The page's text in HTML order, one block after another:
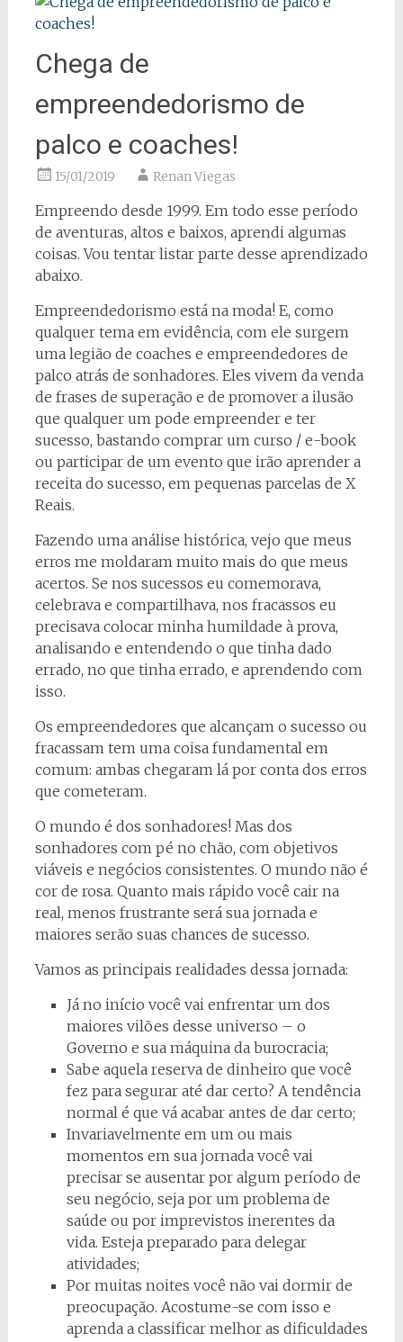
Chega de
empreendedorismo de
palco e coaches!
15/01/2019 Renan Viegas
Empreendo desde 1999. Em todo esse período
de aventuras, altos e baixos, aprendi algumas
coisas. Vou tentar listar parte desse aprendizado
abaixo.
Empreendedorismo está na moda! E, como
qualquer tema em evidência, com ele surgem
uma legião de coaches e empreendedores de
palco atrás de sonhadores. Eles vivem da venda
de frases de superação e de promover a ilusão
que qualquer um pode empreender e ter
sucesso, bastando comprar um curso / e-book
ou participar de um evento que irão aprender a
receita do sucesso, em pequenas parcelas de X
Reais.
Fazendo uma análise histórica, vejo que meus
erros me moldaram muito mais do que meus
acertos. Se nos sucessos eu comemorava,
celebrava e compartilhava, nos fracassos eu
precisava colocar minha humildade à prova,
analisando e entendendo o que tinha dado
errado, no que tinha errado, e aprendendo com
isso.
Os empreendedores que alcançam o sucesso ou
fracassam tem uma coisa fundamental em
comum: ambas chegaram lá por conta dos erros
que cometeram.
O mundo é dos sonhadores! Mas dos
sonhadores com pé no chão, com objetivos
viáveis e negócios consistentes. O mundo não é
cor de rosa. Quanto mais rápido você cair na
real, menos frustrante será sua jornada e
maiores serão suas chances de sucesso.
Vamos as principais realidades dessa jornada:
Já no início você vai enfrentar um dos
maiores vilões desse universo – o
Governo e sua máquina da burocracia;
Sabe aquela reserva de dinheiro que você
fez para segurar até dar certo? A tendência
normal é que vá acabar antes de dar certo;
Invariavelmente em um ou mais
momentos em sua jornada você vai
precisar se ausentar por algum período de
seu negócio, seja por um problema de
saúde ou por imprevistos inerentes da
vida. Esteja preparado para delegar
atividades;
Por muitas noites você não vai dormir de
preocupação. Acostume-se com isso e
aprenda a classificar melhor as dificuldades